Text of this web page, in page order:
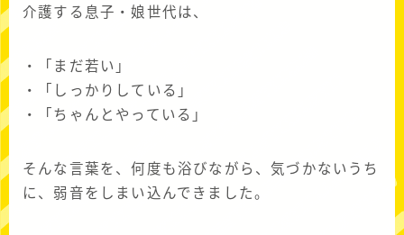
介護する息子・娘世代は、
・「まだ若い」
・「しっかりしている」
・「ちゃんとやっている」
そんな言葉を、何度も浴びながら、気づかないうち
に、弱音をしまい込んできました。